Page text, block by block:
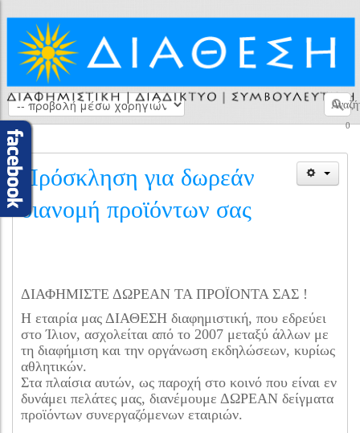
0
Πρόσκληση για δωρεάν
διανομή προϊόντων σας
ΔΙΑΦΗΜΙΣΤΕ ΔΩΡΕΑΝ ΤΑ ΠΡΟΪΟΝΤΑ ΣΑΣ !
Η εταιρία μας ΔΙΑΘΕΣΗ διαφημιστική, που εδρεύει
στο Ίλιον, ασχολείται από το 2007 μεταξύ άλλων με
τη διαφήμιση και την οργάνωση εκδηλώσεων, κυρίως
αθλητικών.
Στα πλαίσια αυτών, ως παροχή στο κοινό που είναι εν
δυνάμει πελάτες μας, διανέμουμε ΔΩΡΕΑΝ δείγματα
προϊόντων συνεργαζόμενων εταιριών.